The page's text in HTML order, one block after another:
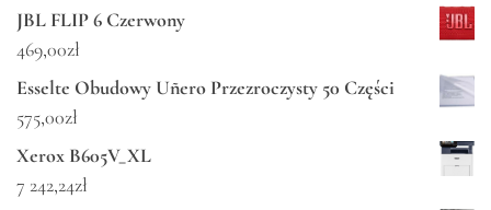
JBL FLIP 6 Czerwony
469,00zł
Esselte Obudowy Uñero Przezroczysty 50 Części
575,00zł
Xerox B605V_XL
7 242,24zł